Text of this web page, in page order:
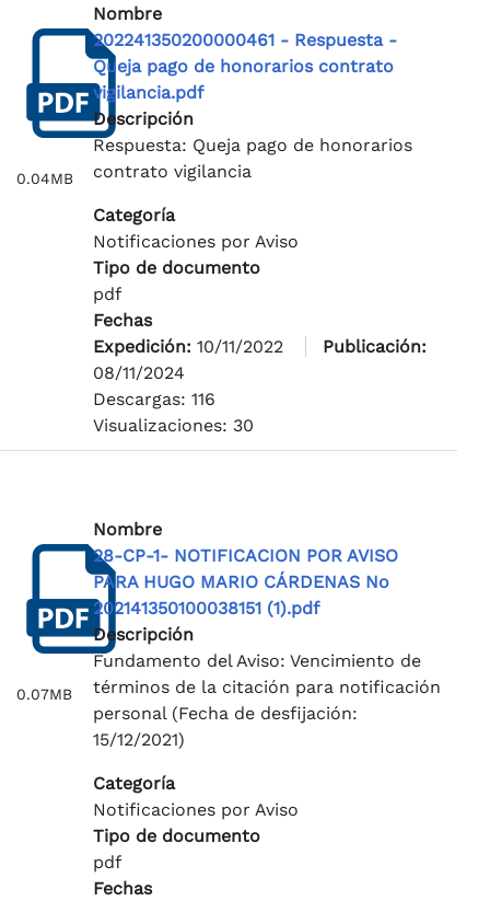
0.04MB
Nombre
202241350200000461 - Respuesta -
Queja pago de honorarios contrato
vigilancia.pdf
Descripción
Respuesta: Queja pago de honorarios
contrato vigilancia
Categoría
Notificaciones por Aviso
Tipo de documento
pdf
Fechas
Expedición: 10/11/2022
Publicación:
08/11/2024
Descargas: 116
Visualizaciones: 30
0.07MB
Nombre
28-CP-1- NOTIFICACION POR AVISO
PARA HUGO MARIO CÁRDENAS No
202141350100038151 (1).pdf
Descripción
Fundamento del Aviso: Vencimiento de
términos de la citación para notificación
personal (Fecha de desfijación:
15/12/2021)
Categoría
Notificaciones por Aviso
Tipo de documento
pdf
Fechas